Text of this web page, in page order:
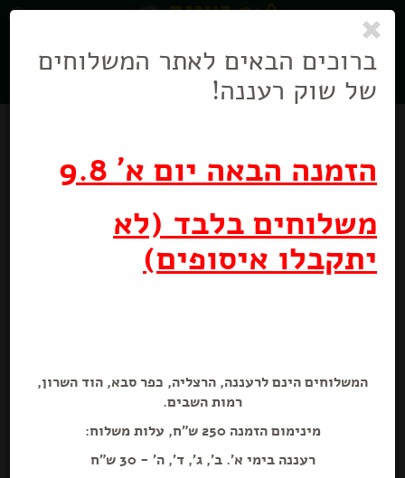
ניווט
בניווט
מבצע
מבצע! תבליני טעם וריח
‏11.90 ₪
ברוכים הבאים לאתר המשלוחים
של שוק רעננה!
הזמנה הבאה יום א' 9.8
משלוחים בלבד (לא
יתקבלו איסופים)
המשלוחים הינם לרעננה, הרצליה, כפר סבא, הוד השרון,
רמות השבים.
מינימום הזמנה 250 ש"ח, עלות משלוח:
רעננה בימי א'. ב', ג', ד', ה' - 30 ש"ח